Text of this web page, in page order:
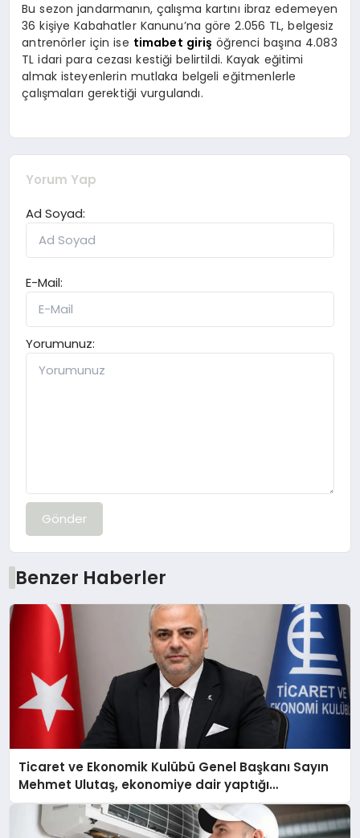
Bu sezon jandarmanın, çalışma kartını ibraz edemeyen
36 kişiye Kabahatler Kanunu’na göre 2.056 TL, belgesiz
antrenörler için ise timabet giriş öğrenci başına 4.083
TL idari para cezası kestiği belirtildi. Kayak eğitimi
almak isteyenlerin mutlaka belgeli eğitmenlerle
çalışmaları gerektiği vurgulandı.
Yorum Yap
Ad Soyad:
E-Mail:
Yorumunuz:
Gönder
Benzer Haberler
Ticaret ve Ekonomik Kulübü Genel Başkanı Sayın
Mehmet Ulutaş, ekonomiye dair yaptığı
açıklamada şunları kaydetti: